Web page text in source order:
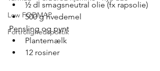
Low FODMAP
Fortrolighedspolitik
½ dl smagsneutral olie (fx rapsolie)
500 g hvedemel
Pensling og pynt
Plantemælk
12 rosiner